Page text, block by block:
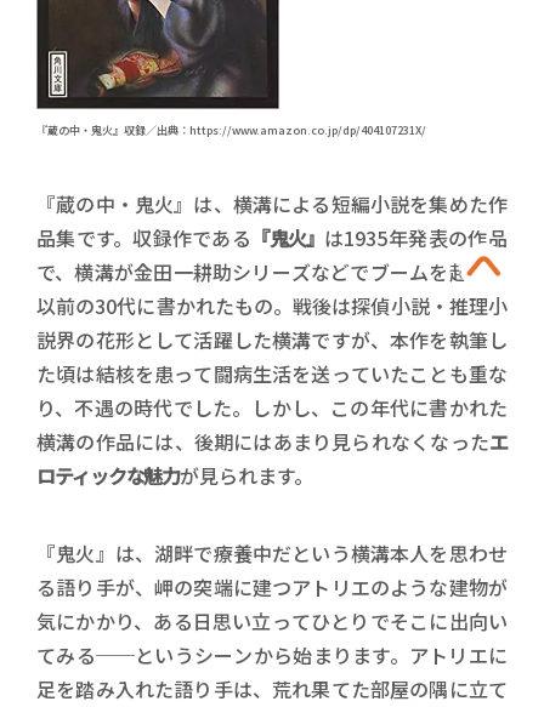
『蔵の中・鬼火』収録／出典：https://www.amazon.co.jp/dp/404107231X/
『蔵の中・鬼火』は、横溝による短編小説を集めた作
品集です。収録作である 『鬼火』 は1935年発表の作品
で、横溝が金田一耕助シリーズなどでブームを起こす
以前の30代に書かれたもの。戦後は探偵小説・推理小
説界の花形として活躍した横溝ですが、本作を執筆し
た頃は結核を患って闘病生活を送っていたことも重な
り、不遇の時代でした。しかし、この年代に書かれた
横溝の作品には、後期にはあまり見られなくなったエ
ロティックな魅力が見られます。
『鬼火』は、湖畔で療養中だという横溝本人を思わせ
る語り手が、岬の突端に建つアトリエのような建物が
気にかかり、ある日思い立ってひとりでそこに出向い
てみる──というシーンから始まります。アトリエに
足を踏み入れた語り手は、荒れ果てた部屋の隅に立て